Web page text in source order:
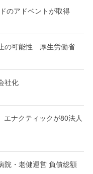
のアドベントが取得
の可能性 厚生労働省
社化
ナクティックが80法人
・老健運営 負債総額